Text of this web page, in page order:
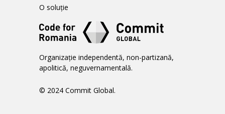
O soluție
Organizație independentă, non-partizană,
apolitică, neguvernamentală.
© 2024 Commit Global.